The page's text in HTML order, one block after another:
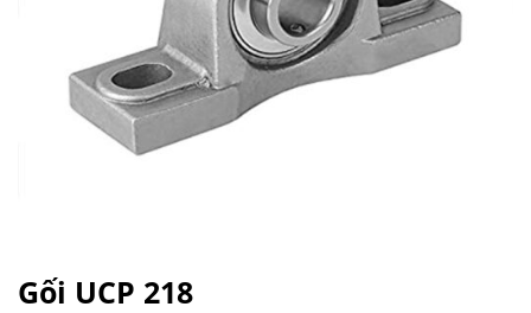
Gối UCP 218